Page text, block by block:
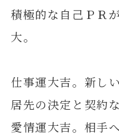
積極的な自己ＰＲ
大。
仕事運大吉。新し
居先の決定と契約
愛情運大吉。相手